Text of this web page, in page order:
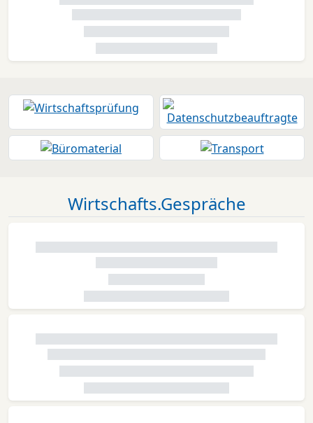
Wirtschafts.Gespräche